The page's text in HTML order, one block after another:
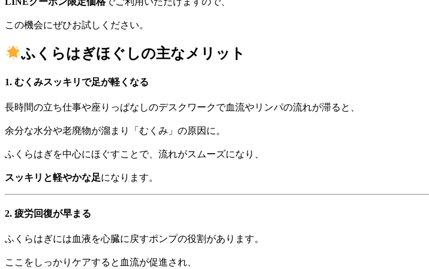
この機会にぜひお試しください。
ふくらはぎほぐしの主なメリット
1. むくみスッキリで足が軽くなる
長時間の立ち仕事や座りっぱなしのデスクワークで血流やリンパの流れが滞ると、
余分な水分や老廃物が溜まり「むくみ」の原因に。
ふくらはぎを中心にほぐすことで、流れがスムーズになり、
スッキリと軽やかな足になります。
2. 疲労回復が早まる
ふくらはぎには血液を心臓に戻すポンプの役割があります。
ここをしっかりケアすると血流が促進され、